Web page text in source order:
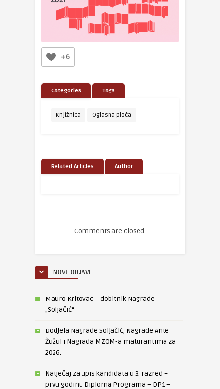
+6
Categories Tags
Knjižnica Oglasna ploča
Related Articles Author
Comments are closed.
NOVE OBJAVE
Mauro Kritovac – dobitnik Nagrade
„Soljačić“
Dodjela Nagrade Soljačić, Nagrade Ante
Žužul i Nagrada MZOM-a maturantima za
2026.
Natječaj za upis kandidata u 3. razred –
prvu godinu Diploma Programa – DP1 –